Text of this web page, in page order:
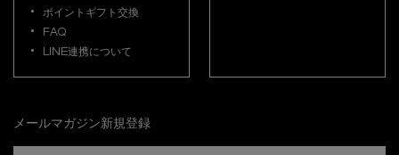
ポイントギフト交換
FAQ
LINE連携について
メールマガジン新規登録